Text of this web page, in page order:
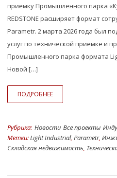
приемку Промышленного парка
REDSTONE расширяет формат
Parametr. 2 марта 2026 года был
услуг по технической приемке и
Промышленного парка формата
Новой […]
ПОДРОБНЕЕ
Рубрика: Hовости Все проекты
Метки:Light Industrial, Parametr,
Складская недвижимость